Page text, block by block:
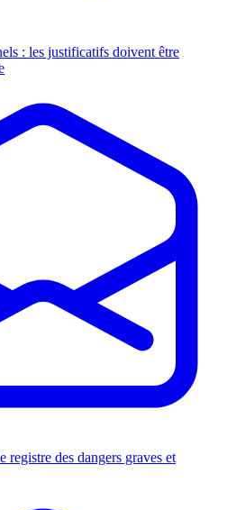
: les justificatifs doivent être
registre des dangers graves et